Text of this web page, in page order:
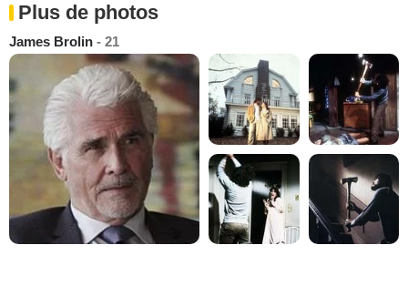
Plus de photos
James Brolin - 21